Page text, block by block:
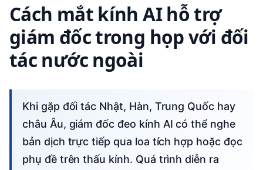
Cách mắt kính AI hỗ trợ
giám đốc trong họp với đối
tác nước ngoài
Khi gặp đối tác Nhật, Hàn, Trung Quốc hay
châu Âu, giám đốc đeo kính AI có thể nghe
bản dịch trực tiếp qua loa tích hợp hoặc đọc
phụ đề trên thấu kính. Quá trình diễn ra